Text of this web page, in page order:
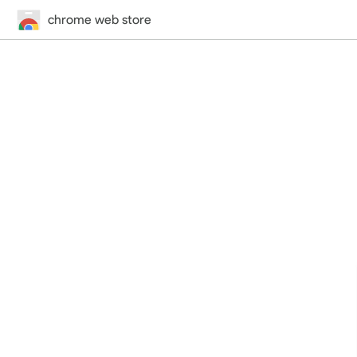
chrome web store